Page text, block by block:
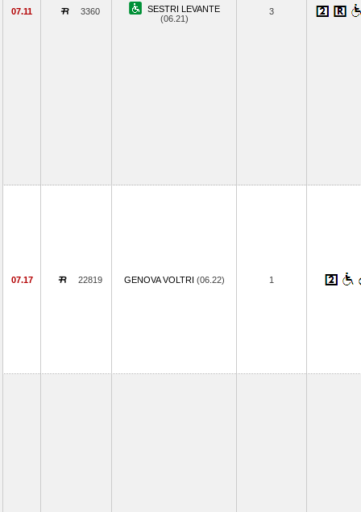
07.11 3360
SESTRI LEVANTE
(06.21)
3
07.17 22819 GENOVA VOLTRI (06.22) 1